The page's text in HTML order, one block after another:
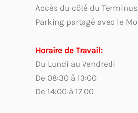
Accès du côté du
Parking partagé avec le
Horaire de Travail:
Du Lundi au Vendredi
De 08:30 à 13:00
De 14:00 à 17:00